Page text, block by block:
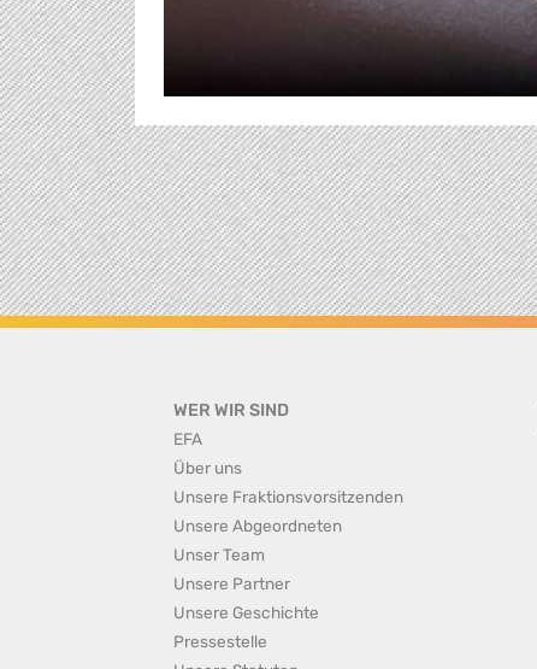
WER WIR SIND
EFA
Über uns
Unsere Fraktionsvorsitzenden
Unsere Abgeordneten
Unser Team
Unsere Partner
Unsere Geschichte
Pressestelle